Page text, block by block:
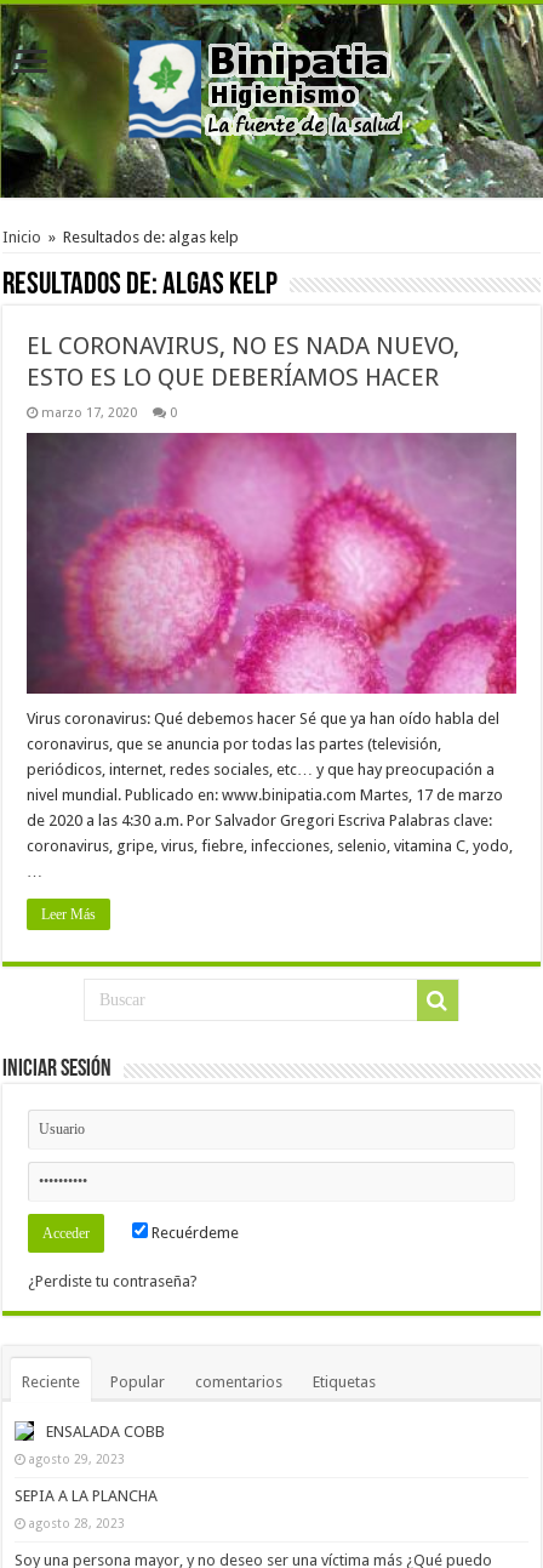
Inicio » Resultados de: algas kelp
Resultados de:algas kelp
EL CORONAVIRUS, NO ES NADA NUEVO,
ESTO ES LO QUE DEBERÍAMOS HACER
marzo 17, 2020 0
Virus coronavirus: Qué debemos hacer Sé que ya han oído habla del
coronavirus, que se anuncia por todas las partes (televisión,
periódicos, internet, redes sociales, etc… y que hay preocupación a
nivel mundial. Publicado en: www.binipatia.com Martes, 17 de marzo
de 2020 a las 4:30 a.m. Por Salvador Gregori Escriva Palabras clave:
coronavirus, gripe, virus, fiebre, infecciones, selenio, vitamina C, yodo,
Leer Más
Iniciar Sesión
Recuérdeme
¿Perdiste tu contraseña?
Reciente Popular comentarios Etiquetas
ENSALADA COBB
agosto 29, 2023
SEPIA A LA PLANCHA
agosto 28, 2023
Soy una persona mayor, y no deseo ser una víctima más ¿Qué puedo